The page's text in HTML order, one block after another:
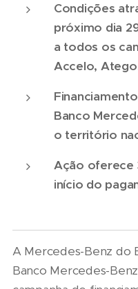
Condições
próximo dia
a todos os
Accelo,
Banco
o território
Ação oferece
início do
A Mercedes-Benz do
Banco Mercedes-